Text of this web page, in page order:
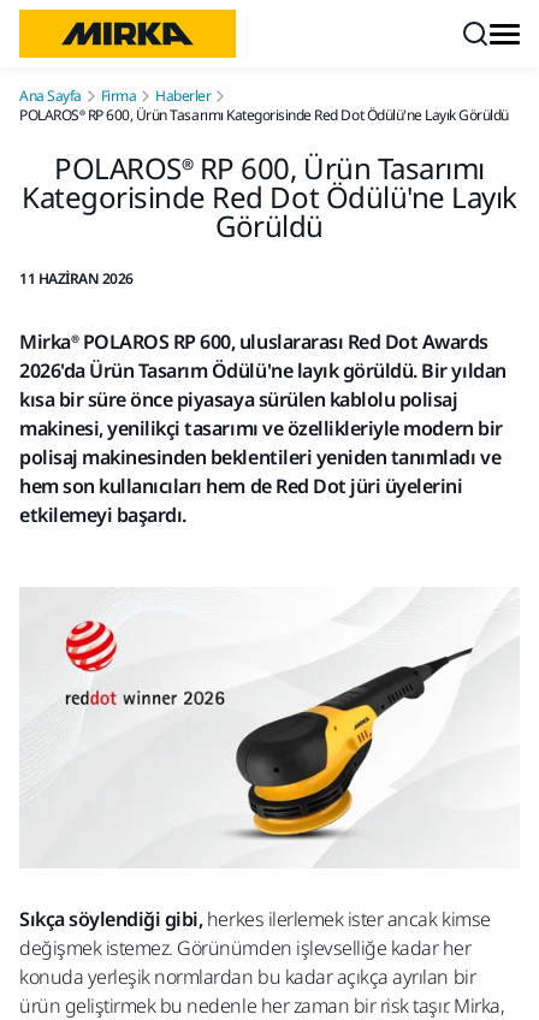
Ana Sayfa Firma
Haberler
POLAROS® RP 600, Ürün Tasarımı Kategorisinde Red Dot Ödülü'ne Layık Görüldü
POLAROS® RP 600, Ürün Tasarımı
Kategorisinde Red Dot Ödülü'ne Layık
Görüldü
11 HAZIRAN 2026
Mirka® POLAROS RP 600, uluslararası Red Dot Awards
2026'da Ürün Tasarım Ödülü'ne layık görüldü. Bir yıldan
kısa bir süre önce piyasaya sürülen kablolu polisaj
makinesi, yenilikçi tasarımı ve özellikleriyle modern bir
polisaj makinesinden beklentileri yeniden tanımladı ve
hem son kullanıcıları hem de Red Dot jüri üyelerini
etkilemeyi başardı.
Sıkça söylendiği gibi,herkes ilerlemek ister ancak kimse
değişmek istemez. Görünümden işlevselliğe kadar her
konuda yerleşik normlardan bu kadar açıkça ayrılan bir
ürün geliştirmek bu nedenle her zaman bir risk taşır. Mirka,